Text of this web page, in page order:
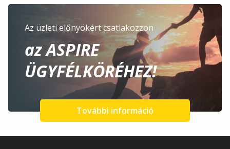
Az üzleti előnyökért csatlakozzon
az ASPIRE
ÜGYFÉLKÖRÉHEZ!
További információ